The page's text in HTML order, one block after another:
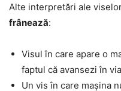
Alte interpretări ale
frânează:
Visul în care apare o
faptul că avansezi în
Un vis în care mașina